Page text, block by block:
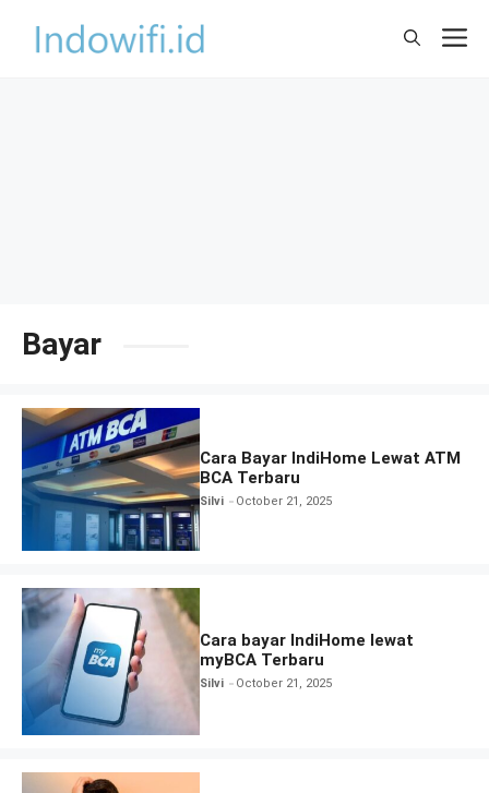
Bayar
Cara Bayar IndiHome Lewat ATM
BCA Terbaru
Silvi October 21, 2025
Cara bayar IndiHome lewat
myBCA Terbaru
Silvi October 21, 2025